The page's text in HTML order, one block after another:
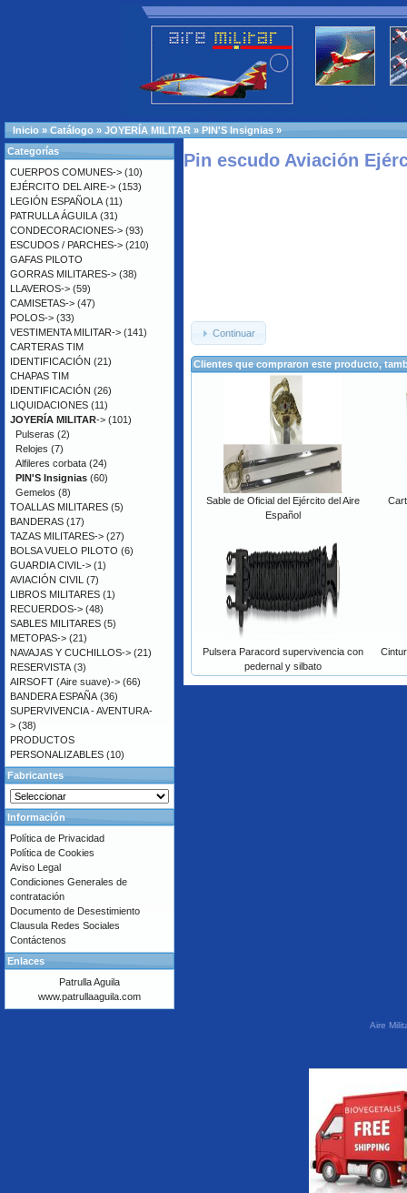
Inicio » Catálogo » JOYERÍA MILITAR » PIN'S Insignias »
Pin escudo Aviación
Continuar
Clientes que compraron este producto,
Sable de Oficial del Ejército del Aire
Español
Pulsera Paracord supervivencia con
pedernal y silbato
Categorías
CUERPOS COMUNES-> (10)
EJÉRCITO DEL AIRE-> (153)
LEGIÓN ESPAÑOLA (11)
PATRULLA ÁGUILA (31)
CONDECORACIONES-> (93)
ESCUDOS / PARCHES-> (210)
GAFAS PILOTO
GORRAS MILITARES-> (38)
LLAVEROS-> (59)
CAMISETAS-> (47)
POLOS-> (33)
VESTIMENTA MILITAR-> (141)
CARTERAS TIM
IDENTIFICACIÓN (21)
CHAPAS TIM
IDENTIFICACIÓN (26)
LIQUIDACIONES (11)
JOYERÍA MILITAR-> (101)
Pulseras (2)
Relojes (7)
Alfileres corbata (24)
PIN'S Insignias (60)
Gemelos (8)
TOALLAS MILITARES (5)
BANDERAS (17)
TAZAS MILITARES-> (27)
BOLSA VUELO PILOTO (6)
GUARDIA CIVIL-> (1)
AVIACIÓN CIVIL (7)
LIBROS MILITARES (1)
RECUERDOS-> (48)
SABLES MILITARES (5)
METOPAS-> (21)
NAVAJAS Y CUCHILLOS-> (21)
RESERVISTA (3)
AIRSOFT (Aire suave)-> (66)
BANDERA ESPAÑA (36)
SUPERVIVENCIA - AVENTURA-
> (38)
PRODUCTOS
PERSONALIZABLES (10)
Fabricantes
Información
Política de Privacidad
Política de Cookies
Aviso Legal
Condiciones Generales de
contratación
Documento de Desestimiento
Clausula Redes Sociales
Contáctenos
Enlaces
Patrulla Aguila
www.patrullaaguila.com
Aire